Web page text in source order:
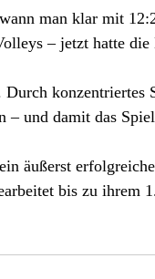
man klar mit
– jetzt hatte die
konzentriertes
– und damit das
äußerst
bis zu ihrem